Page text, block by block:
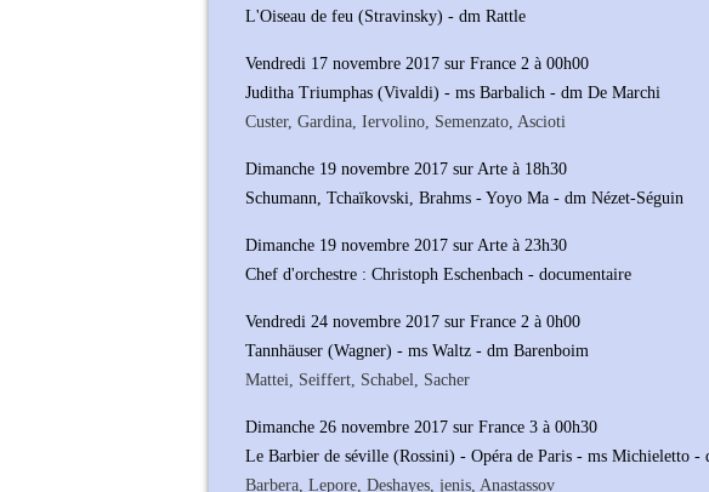
L'Oiseau de feu (Stravinsky) - dm Rattle
Vendredi 17 novembre 2017 sur France 2 à 00h00
Juditha Triumphas (Vivaldi) - ms Barbalich - dm De Marchi
Custer, Gardina, Iervolino, Semenzato, Ascioti
Dimanche 19 novembre 2017 sur Arte à 18h30
Schumann, Tchaïkovski, Brahms - Yoyo Ma - dm Nézet-Séguin
Dimanche 19 novembre 2017 sur Arte à 23h30
Chef d'orchestre : Christoph Eschenbach - documentaire
Vendredi 24 novembre 2017 sur France 2 à 0h00
Tannhäuser (Wagner) - ms Waltz - dm Barenboim
Mattei, Seiffert, Schabel, Sacher
Dimanche 26 novembre 2017 sur France 3 à 00h30
Le Barbier de séville (Rossini) - Opéra de Paris - ms Michieletto -
Barbera, Lepore, Deshayes, jenis, Anastassov